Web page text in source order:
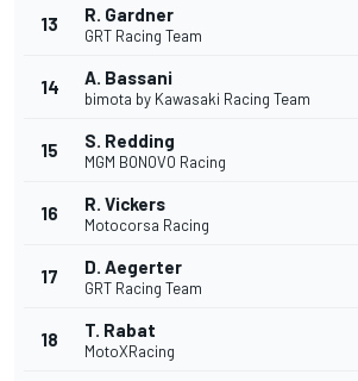
13 R. Gardner
GRT Racing Team
14 A. Bassani
bimota by Kawasaki Racing Team
15 S. Redding
MGM BONOVO Racing
16 R. Vickers
Motocorsa Racing
17 D. Aegerter
GRT Racing Team
18 T. Rabat
MotoXRacing